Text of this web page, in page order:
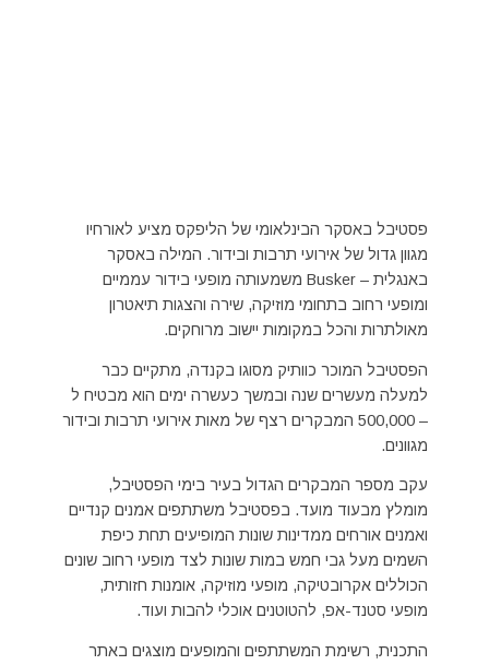
פסטיבל באסקר הבינלאומי של הליפקס מציע לאורחיו
מגוון גדול של אירועי תרבות ובידור. המילה באסקר
באנגלית – Busker משמעותה מופעי בידור עממיים
ומופעי רחוב בתחומי מוזיקה, שירה והצגות תיאטרון
מאולתרות והכל במקומות יישוב מרוחקים.
הפסטיבל המוכר כוותיק מסוגו בקנדה, מתקיים כבר
למעלה מעשרים שנה ובמשך כעשרה ימים הוא מבטיח ל
– 500,000 המבקרים רצף של מאות אירועי תרבות ובידור
מגוונים.
עקב מספר המבקרים הגדול בעיר בימי הפסטיבל,
מומלץ מבעוד מועד. בפסטיבל משתתפים אמנים קנדיים
ואמנים אורחים ממדינות שונות המופיעים תחת כיפת
השמים מעל גבי חמש במות שונות לצד מופעי רחוב שונים
הכוללים אקרובטיקה, מופעי מוזיקה, אומנות חזותית,
מופעי סטנד-אפ, להטוטנים אוכלי להבות ועוד.
התכנית, רשימת המשתתפים והמופעים מוצגים באתר